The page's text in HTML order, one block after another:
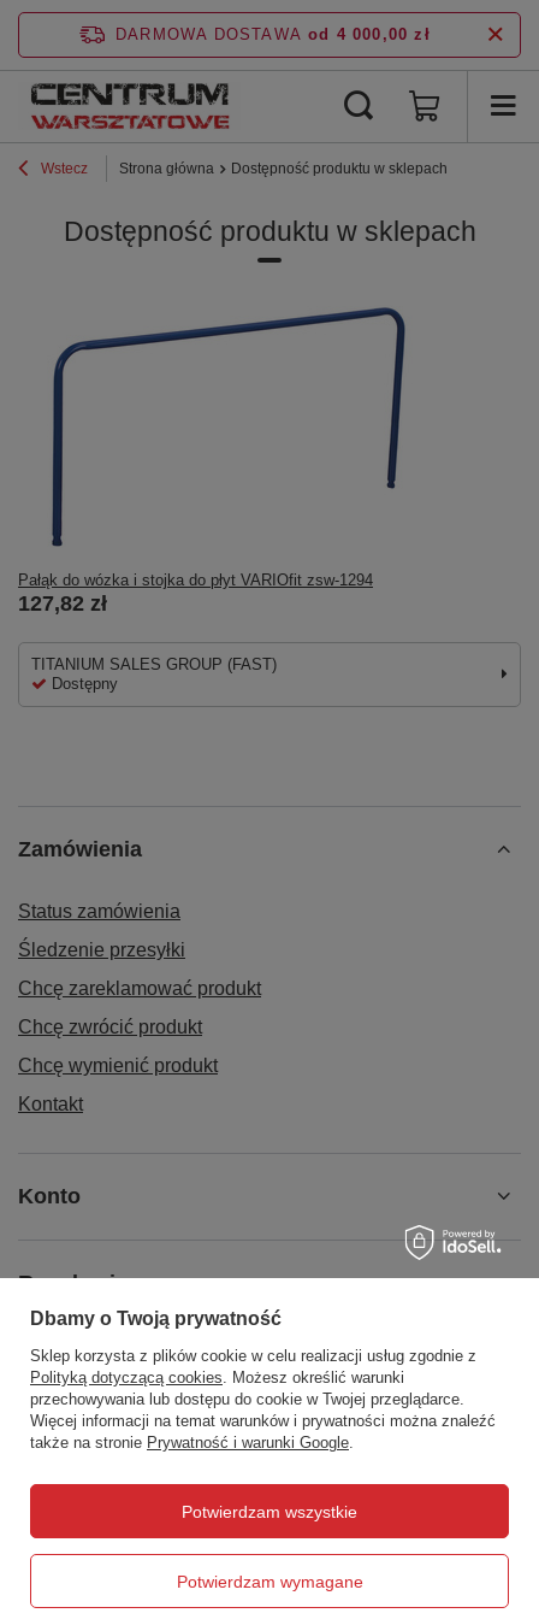
DARMOWA DOSTAWA od 4 000,00 zł
Wstecz Strona główna Dostępność produktu w sklepach
Dostępność produktu w sklepach
Pałąk do wózka i stojka do płyt VARIOfit zsw-1294
127,82 zł
TITANIUM SALES GROUP (FAST)
Dostępny
Zamówienia
Status zamówienia
Śledzenie przesyłki
Chcę zareklamować produkt
Chcę zwrócić produkt
Chcę wymienić produkt
Kontakt
Konto
Regulaminy
Social Media
biuro@centrumwarsztatowe.pl
CentrumWarsztatowe.pl
Dbamy o Twoją prywatność
Sklep korzysta z plików cookie w celu realizacji usług zgodnie z
Polityką dotyczącą cookies. Możesz określić warunki
przechowywania lub dostępu do cookie w Twojej przeglądarce.
Więcej informacji na temat warunków i prywatności można znaleźć
także na stronie Prywatność i warunki Google.
Potwierdzam wymagane
Potwierdzam wszystkie